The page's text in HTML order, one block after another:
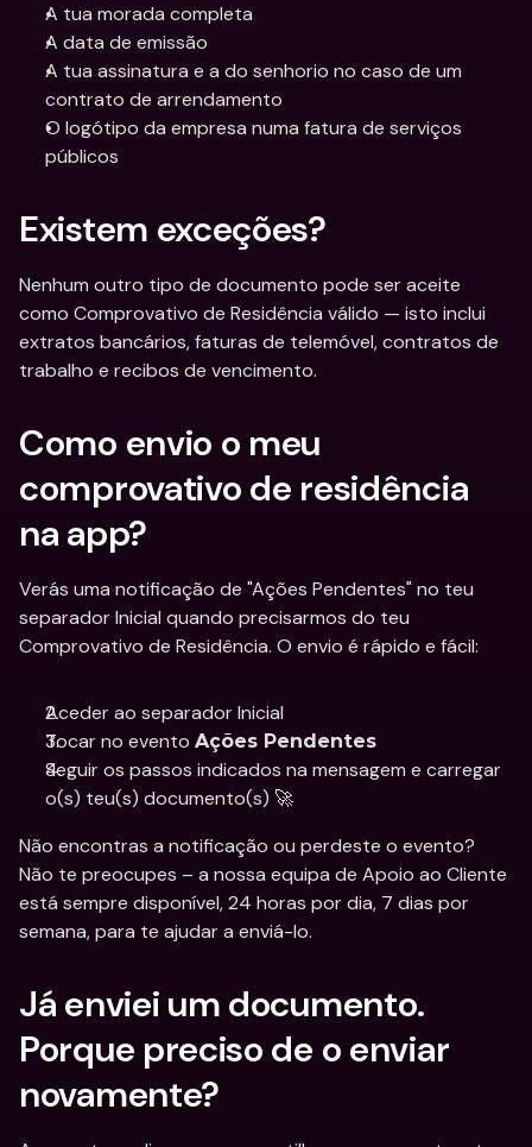
A tua morada completa
A data de emissão
A tua assinatura e a do senhorio no caso de um
contrato de arrendamento
O logótipo da empresa numa fatura de serviços
públicos
Existem exceções?
Nenhum outro tipo de documento pode ser aceite
como Comprovativo de Residência válido — isto inclui
extratos bancários, faturas de telemóvel, contratos de
trabalho e recibos de vencimento.
Como envio o meu
comprovativo de residência
na app?
Verás uma notificação de "Ações Pendentes" no teu
separador Inicial quando precisarmos do teu
Comprovativo de Residência. O envio é rápido e fácil:
Aceder ao separador Inicial
Tocar no evento Ações Pendentes
Seguir os passos indicados na mensagem e carregar
o(s) teu(s) documento(s) 🚀
Não encontras a notificação ou perdeste o evento?
Não te preocupes – a nossa equipa de Apoio ao Cliente
está sempre disponível, 24 horas por dia, 7 dias por
semana, para te ajudar a enviá-lo.
Já enviei um documento.
Porque preciso de o enviar
novamente?